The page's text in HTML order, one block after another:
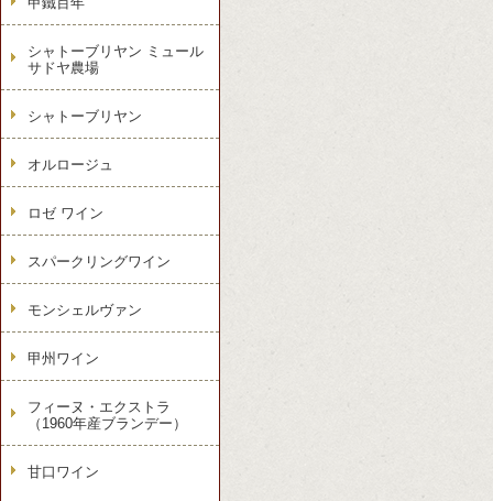
シャトーブリヤン ミュール
サドヤ農場
シャトーブリヤン
オルロージュ
ロゼ ワイン
スパークリングワイン
モンシェルヴァン
甲州ワイン
フィーヌ・エクストラ
（1960年産ブランデー）
甘口ワイン